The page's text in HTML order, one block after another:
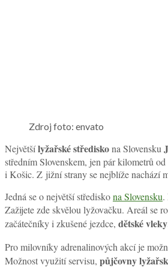
Zdroj foto: envato
Největšílyžařské střediskona Slovensku
středním Slovenskem, jen pár kilometrů
i Košic. Z jižní strany se nejblíže nachází
Jedná se o největší střediskona Slovensku.
Zažijete zde skvělou lyžovačku. Areál se
začátečníky i zkušené jezdce, dětské vleky
Pro milovníky adrenalinových akcí je
Možnost využití servisu, půjčovny